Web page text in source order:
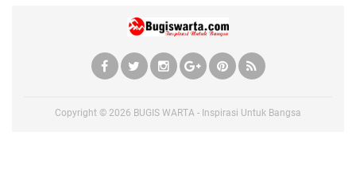
Copyright © 2026 BUGIS WARTA - Inspirasi Untuk Bangsa